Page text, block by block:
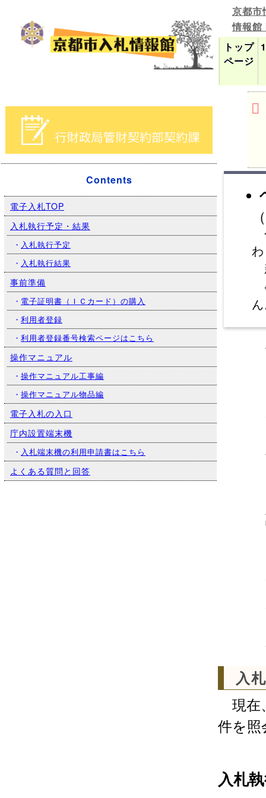
京都市
情報館
トップ
ページ
Contents
電子入札TOP
入札執行予定・結果
・ 入札執行予定
・ 入札執行結果
事前準備
・ 電子証明書（ＩＣカード）の購入
・ 利用者登録
・ 利用者登録番号検索ページはこちら
操作マニュアル
・ 操作マニュアル工事編
・ 操作マニュアル物品編
電子入札の入口
庁内設置端末機
・ 入札端末機の利用申請書はこちら
よくある質問と回答
入
現在
件を
入札